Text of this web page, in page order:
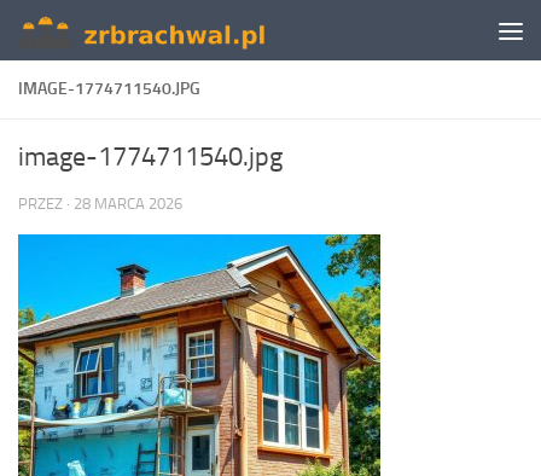
Skip to content
IMAGE-1774711540.JPG
image-1774711540.jpg
PRZEZ · 28 MARCA 2026